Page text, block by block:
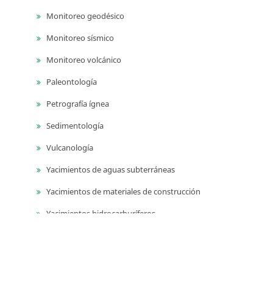
Monitoreo geodésico
Monitoreo sísmico
Monitoreo volcánico
Paleontología
Petrografía ígnea
Sedimentología
Vulcanología
Yacimientos de aguas subterráneas
Yacimientos de materiales de construcción
Yacimientos hidrocarburíferos